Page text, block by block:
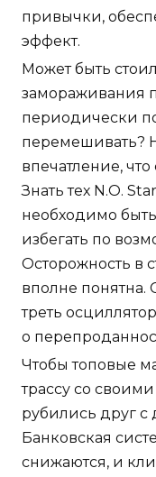
привычки,
эффект.
Может быть
замораживания
периодически
перемешивать?
впечатление,
Знать тех N.O.
необходимо
избегать по
Осторожность в
вполне понятна.
треть
о
Чтобы топовые
трассу со
рубились друг
Банковская
снижаются, и